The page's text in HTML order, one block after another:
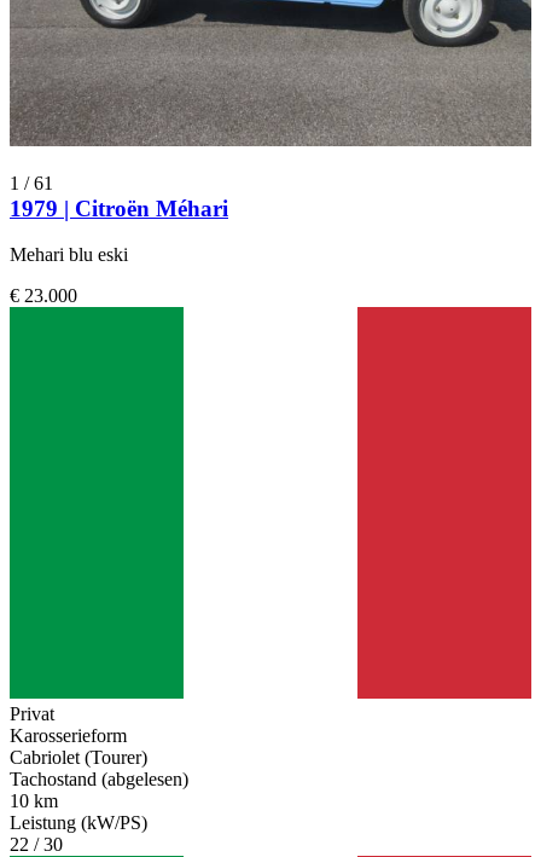
1 /61
1979 | Citroën Méhari
Mehari blu eski
€ 23.000
Privat
Karosserieform
Cabriolet (Tourer)
Tachostand (abgelesen)
10 km
Leistung (kW/PS)
22 / 30